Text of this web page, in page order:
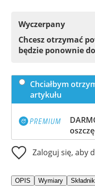
Wyczerpany
Chcesz otrzymać
będzie ponownie
Chciałbym
artykułu
Zaloguj się, aby
OPIS Wymiary